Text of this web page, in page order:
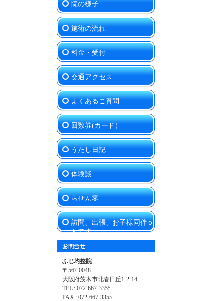
院の様子
施術の流れ
料金・受付
交通アクセス
よくあるご質問
回数券(カード）
うたし日記
体験談
らせん零
訪問、出張、お子様同伴ｏ
ｋです
ふじ均整院
〒567-0048
大阪府茨木市北春日丘1-2-14
TEL : 072-667-3355
FAX : 072-667-3355